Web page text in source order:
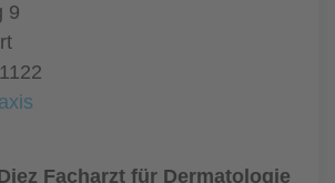
9
Facharzt für Dermatologie